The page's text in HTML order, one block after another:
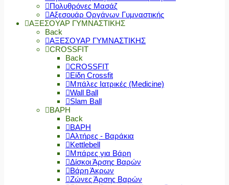
Πολυθρόνες Μασάζ
Αξεσουάρ Οργάνων Γυμναστικής
ΑΞΕΣΟΥΑΡ ΓΥΜΝΑΣΤΙΚΗΣ
Back
ΑΞΕΣΟΥΑΡ ΓΥΜΝΑΣΤΙΚΗΣ
CROSSFIT
Back
CROSSFIT
Είδη Crossfit
Μπάλες Ιατρικές (Medicine)
Wall Ball
Slam Ball
ΒΑΡΗ
Back
ΒΑΡΗ
Αλτήρες - Βαράκια
Kettlebell
Μπάρες για Βάρη
Δίσκοι Άρσης Βαρών
Βάρη Άκρων
Ζώνες Άρσης Βαρών